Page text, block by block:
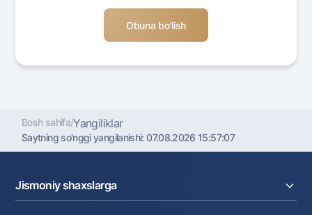
+998 78 148-00-10
Bosh sahifa/Yangiliklar
Saytning so'nggi yangilanishi:07.08.2026 15:57:07
Jismoniy shaxslarga